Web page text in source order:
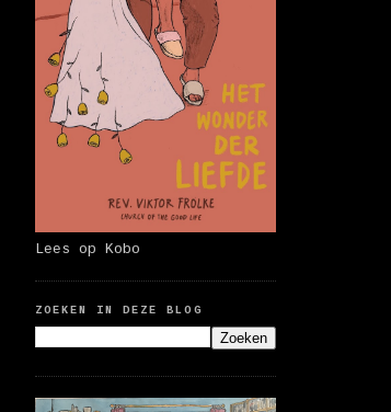
Lees op Kobo
ZOEKEN IN DEZE BLOG